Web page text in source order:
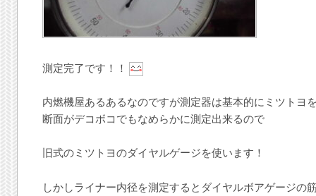
測定完了です！！
内燃機屋あるあるなのですが測定器は基本的にミツトヨ
断面がデコボコでもなめらかに測定出来るので
旧式のミツトヨのダイヤルゲージを使います！
しかしライナー内径を測定するとダイヤルボアゲージの